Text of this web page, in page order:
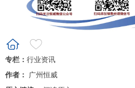
专栏： 行业资讯
作者：
广州恒威